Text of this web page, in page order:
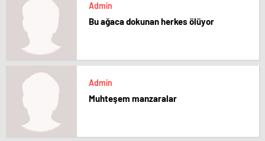
Admin
Bu ağaca dokunan herkes ölüyor
Admin
Muhteşem manzaralar